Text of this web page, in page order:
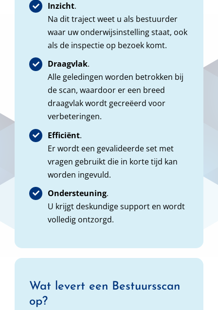
Inzicht.
Na dit traject weet u als bestuurder
waar uw onderwijsinstelling staat, ook
als de inspectie op bezoek komt.
Draagvlak.
Alle geledingen worden betrokken bij
de scan, waardoor er een breed
draagvlak wordt gecreëerd voor
verbeteringen.
Efficiënt.
Er wordt een gevalideerde set met
vragen gebruikt die in korte tijd kan
worden ingevuld.
Ondersteuning.
U krijgt deskundige support en wordt
volledig ontzorgd.
Wat levert een Bestuursscan
op?